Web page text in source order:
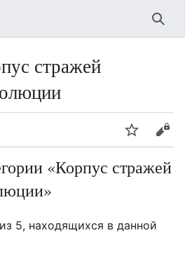
стражей
Следить
«Корпус стражей
5, находящихся в данной